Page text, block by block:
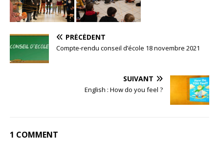
PRÉCÉDENT
Compte-rendu conseil d’école 18 novembre 2021
SUIVANT
English : How do you feel ?
1 COMMENT